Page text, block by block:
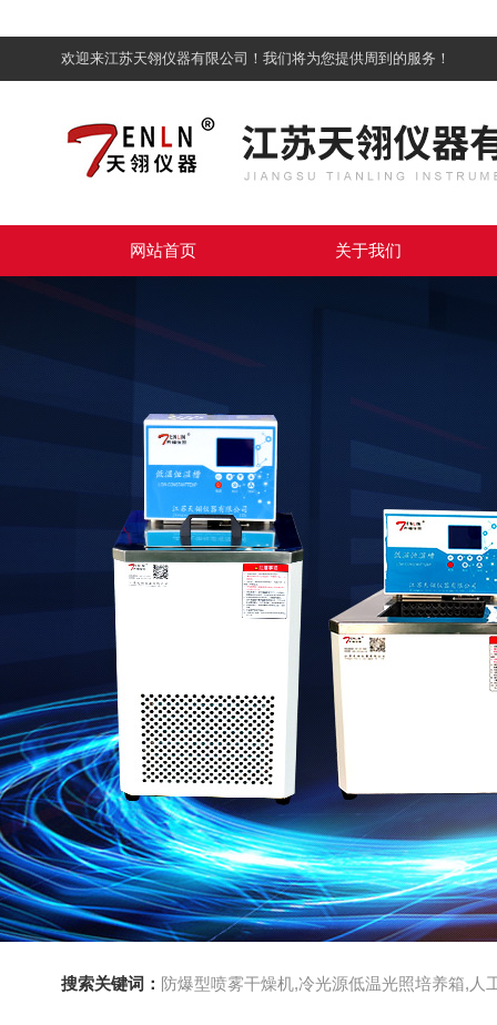
欢迎来江苏天翎仪器有限公司！我们将为您提供周到的服务！
网站首页 关于我们
搜索关键词： 防爆型喷雾干燥机,冷光源低温光照培养箱,人